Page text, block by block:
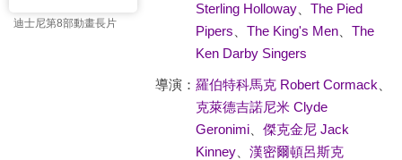
迪士尼第8部動畫長片
Sterling Holloway、 The Pied
Pipers
The King's Men、 The
Ken Darby Singers
導演： 羅伯特科馬克 Robert Cormack
克萊德吉諾尼米 Clyde
Geronimi、 傑克金尼 Jack
Kinney、 漢密爾頓呂斯克